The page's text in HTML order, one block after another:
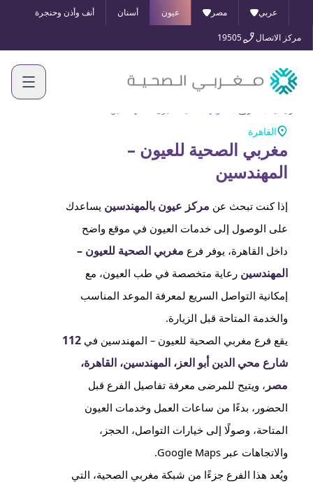
عربي مصر عيون أسنان أنف وأذن وحنجرة
مركز الاتصال 19505
القاهرة
مغربي الصحية للعيون –
المهندسين
إذا كنت تبحث عن مركز عيون بالمهندسين يساعدك
على الوصول إلى خدمات العيون في موقع واضح
داخل القاهرة، يوفر فرع مغربي الصحية للعيون –
المهندسين رعاية متخصصة في طب العيون، مع
إمكانية التواصل السريع لمعرفة الموعد المناسب
والخدمة المتاحة قبل الزيارة.
يقع فرع مغربي الصحية للعيون – المهندسين في 112
شارع محي الدين أبو العز، المهندسين، القاهرة،
مصر ، ويتيح للمرضى معرفة تفاصيل الفرع قبل
الحضور، بدءًا من ساعات العمل وخدمات العيون
المتاحة، وصولًا إلى خيارات التواصل، الحجز،
والاتجاهات عبر Google Maps.
ويُعد هذا الفرع جزءًا من شبكة مغربي الصحية، التي